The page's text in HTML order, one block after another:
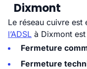
Dixmont
Le réseau cuivre est
l’ADSL à Dixmont
Fermeture
Fermeture